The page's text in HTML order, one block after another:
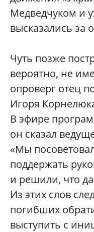
Медведчуком и
высказались за
Чуть позже
вероятно, не
опроверг отец
Игоря
В эфире
он сказал
«Мы
поддержать
и решили, что
Из этих слов
погибших
выступить с